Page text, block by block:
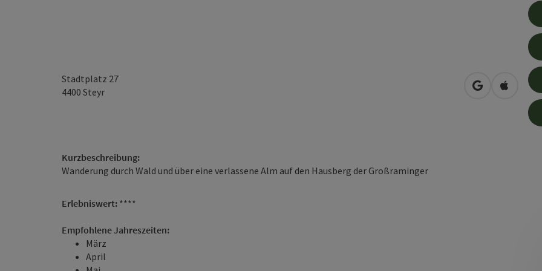
Stadtplatz 27
4400 Steyr in Google
in
Kurzbeschreibung:
Wanderung durch Wald und über eine verlassene Alm auf den Hausberg der Großraminger
Erlebniswert: ****
Empfohlene Jahreszeiten:
März
April